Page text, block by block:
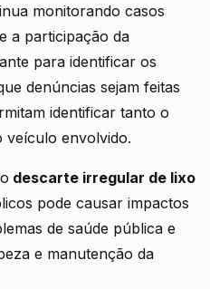
monitorando casos
a participação da
para identificar os
denúncias sejam feitas
identificar tanto o
veículo envolvido.
descarte irregular de lixo
pode causar impactos
de saúde pública e
e manutenção da